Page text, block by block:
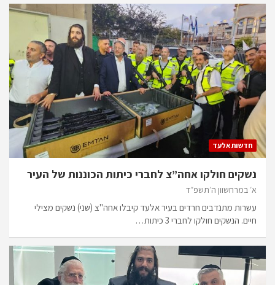
חדשות אלעד
נשקים חולקו אחה”צ לחברי כיתות הכוננות של העיר
א׳ במרחשוון ה׳תשפ״ד
עשרות מתנדבים חרדים בעיר אלעד קיבלו אחה"צ (שני) נשקים מצילי
חיים. הנשקים חולקו לחברי 3 כיתות…